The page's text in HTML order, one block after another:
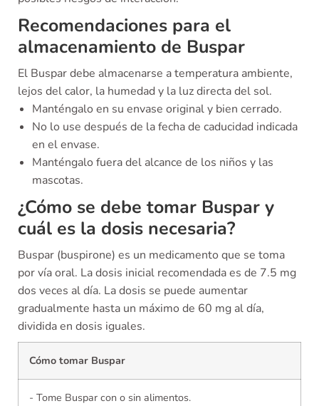
Recomendaciones para el
almacenamiento de Buspar
El Buspar debe almacenarse a temperatura ambiente,
lejos del calor, la humedad y la luz directa del sol.
Manténgalo en su envase original y bien cerrado.
No lo use después de la fecha de caducidad indicada
en el envase.
Manténgalo fuera del alcance de los niños y las
mascotas.
¿Cómo se debe tomar Buspar y
cuál es la dosis necesaria?
Buspar (buspirone) es un medicamento que se toma
por vía oral. La dosis inicial recomendada es de 7.5 mg
dos veces al día. La dosis se puede aumentar
gradualmente hasta un máximo de 60 mg al día,
dividida en dosis iguales.
Cómo tomar Buspar
- Tome Buspar con o sin alimentos.